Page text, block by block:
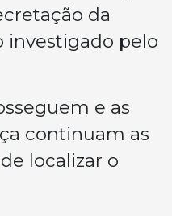
da
investigado pelo
e as
continuam as
localizar o